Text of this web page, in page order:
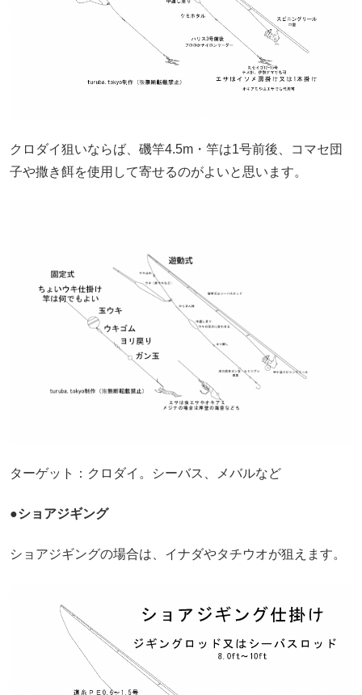
クロダイ狙いならば、磯竿4.5m・竿は1号前後、コマセ団
子や撒き餌を使用して寄せるのがよいと思います。
ターゲット：クロダイ。シーバス、メバルなど
●ショアジギング
ショアジギングの場合は、イナダやタチウオが狙えます。